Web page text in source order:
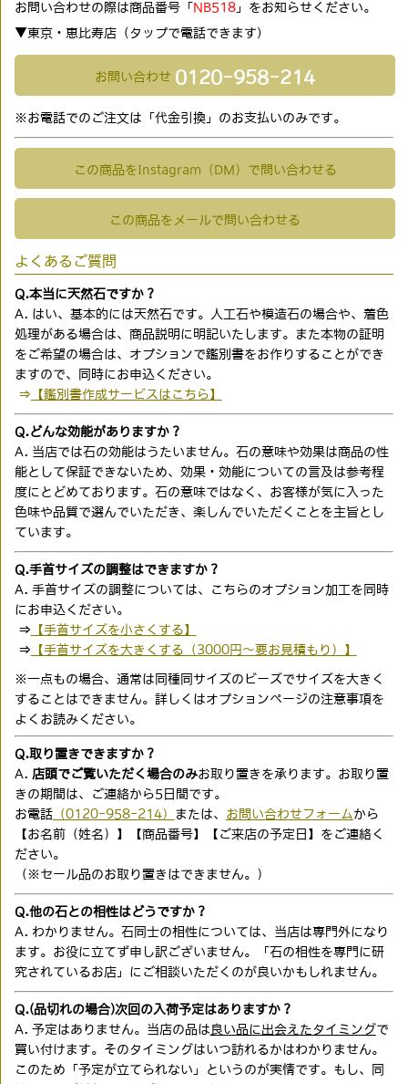
お問い合わせの際は商品番号「 NB518」をお知らせください。
▼東京・恵比寿店（タップで電話できます)
お問い合わせ 0120-958-214
※お電話でのご注文は「代金引換」のお支払いのみです。
この商品をInstagram（DM）で問い合わせる
この商品をメールで問い合わせる
よくあるご質問
Q.本当に天然石ですか？
A. はい、基本的には天然石です。人工石や模造石の場合や、着色
処理がある場合は、商品説明に明記いたします。また本物の証明
をご希望の場合は、オプションで鑑別書をお作りすることができ
ますので、同時にお申込ください。
⇒ 【鑑別書作成サービスはこちら】
Q.どんな効能がありますか？
A. 当店では石の効能はうたいません。石の意味や効果は商品の性
能として保証できないため、効果・効能についての言及は参考程
度にとどめております。石の意味ではなく、お客様が気に入った
色味や品質で選んでいただき、楽しんでいただくことを主旨とし
ています。
Q.手首サイズの調整はできますか？
A. 手首サイズの調整については、こちらのオプション加工を同時
にお申込ください。
⇒ 【手首サイズを小さくする】
⇒ 【手首サイズを大きくする（3000円〜要お見積もり）】
※一点もの場合、通常は同種同サイズのビーズでサイズを大きく
することはできません。詳しくはオプションページの注意事項を
よくお読みください。
Q.取り置きできますか？
A. 店頭でご覧いただく場合のみお取り置きを承ります。お取り置
きの期間は、ご連絡から5日間です。
お電話（0120-958-214） または、 お問い合わせフォーム から
【お名前（姓名）】【商品番号】【ご来店の予定日】をご連絡く
ださい。
（※セール品のお取り置きはできません。）
Q.他の石との相性はどうですか？
A. わかりません。石同士の相性については、当店は専門外になり
ます。お役に立てず申し訳ございません。「石の相性を専門に研
究されているお店」にご相談いただくのが良いかもしれません。
Q.(品切れの場合)次回の入荷予定はありますか？
A. 予定はありません。当店の品は 良い品に出会えたタイミングで
買い付けます。そのタイミングはいつ訪れるかはわかりません。
このため「予定が立てられない」というのが実情です。もし、同